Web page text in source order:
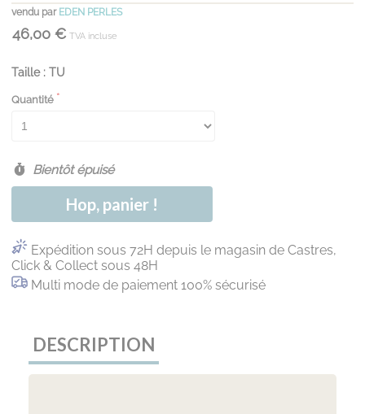
vendu par EDEN PERLES
46,00 € TVA incluse
Taille : TU
Quantité
Bientôt épuisé
Hop, panier !
Expédition sous 72H depuis le magasin de Castres,
Click & Collect sous 48H
Multi mode de paiement 100% sécurisé
DESCRIPTION